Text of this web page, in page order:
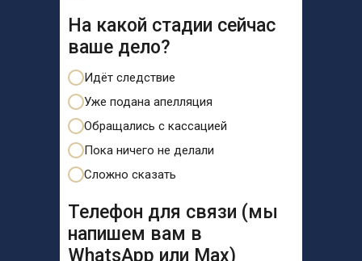
На какой стадии сейчас
ваше дело?
Идёт следствие
Уже подана апелляция
Обращались с кассацией
Пока ничего не делали
Сложно сказать
Телефон для связи (мы
напишем вам в
WhatsApp или Max)